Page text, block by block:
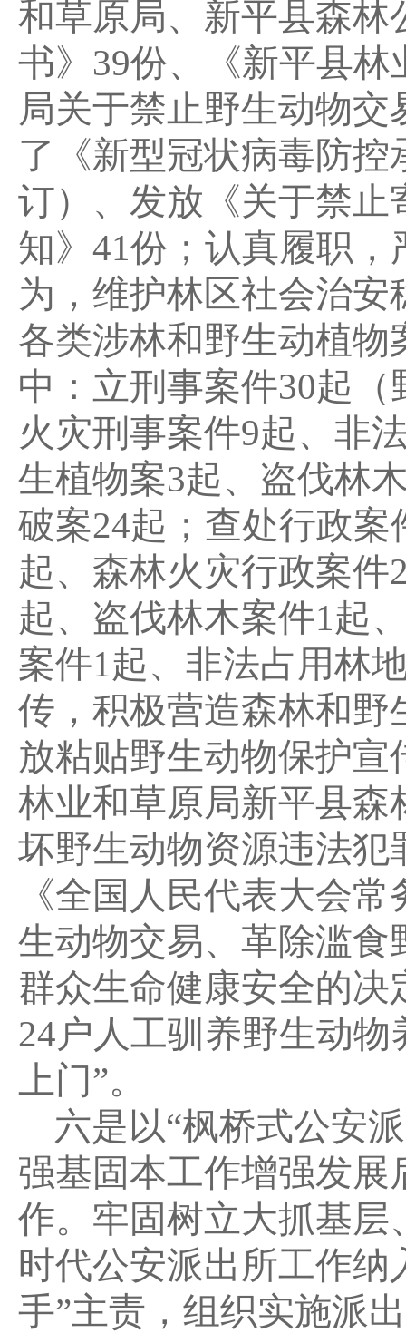
和草原局、新平县森
书》39份、《新平县
局关于禁止野生动物
了《新型冠状病毒防
订）、发放《关于禁
知》41份；认真履职
为，维护林区社会治
各类涉林和野生动植物
中：立刑事案件30起
火灾刑事案件9起、非
生植物案3起、盗伐林
破案24起；查处行政案
起、森林火灾行政案件
起、盗伐林木案件1起
案件1起、非法占用林
传，积极营造森林和
放粘贴野生动物保护宣
林业和草原局新平县
坏野生动物资源违法犯
《全国人民代表大会
生动物交易、革除滥
群众生命健康安全的决
24户人工驯养野生动
上门”。
六是以“枫桥式公安
强基固本工作增强发
作。牢固树立大抓基
时代公安派出所工作纳
手”主责，组织实施派